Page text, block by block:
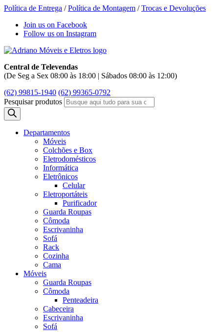
Política de Entrega /Política de Montagem /Trocas e Devoluções
Join us on Facebook
Follow us on Instagram
Central de Televendas
(De Seg a Sex 08:00 às 18:00 | Sábados 08:00 às 12:00)
(62) 99815-1940 (62) 99365-0792
Pesquisar produtos
Departamentos
Móveis
Colchões e Box
Eletrodomésticos
Informática
Eletrônicos
Celular
Eletroportáteis
Purificador
Guarda Roupas
Cômoda
Escrivaninha
Sofá
Rack
Cozinha
Cama
Móveis
Guarda Roupas
Cômoda
Penteadeira
Cabeceira
Escrivaninha
Sofá